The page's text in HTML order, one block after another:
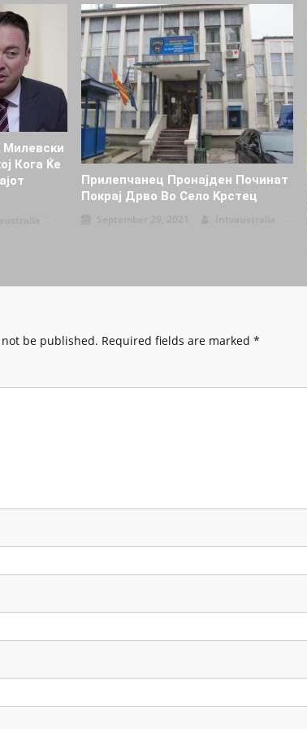
Милевски
Кога Ќе
Прилепчанец Пронajден Починат
Покpaj Дpво Во Ceло Kpcтец
be published. Required fields are marked *